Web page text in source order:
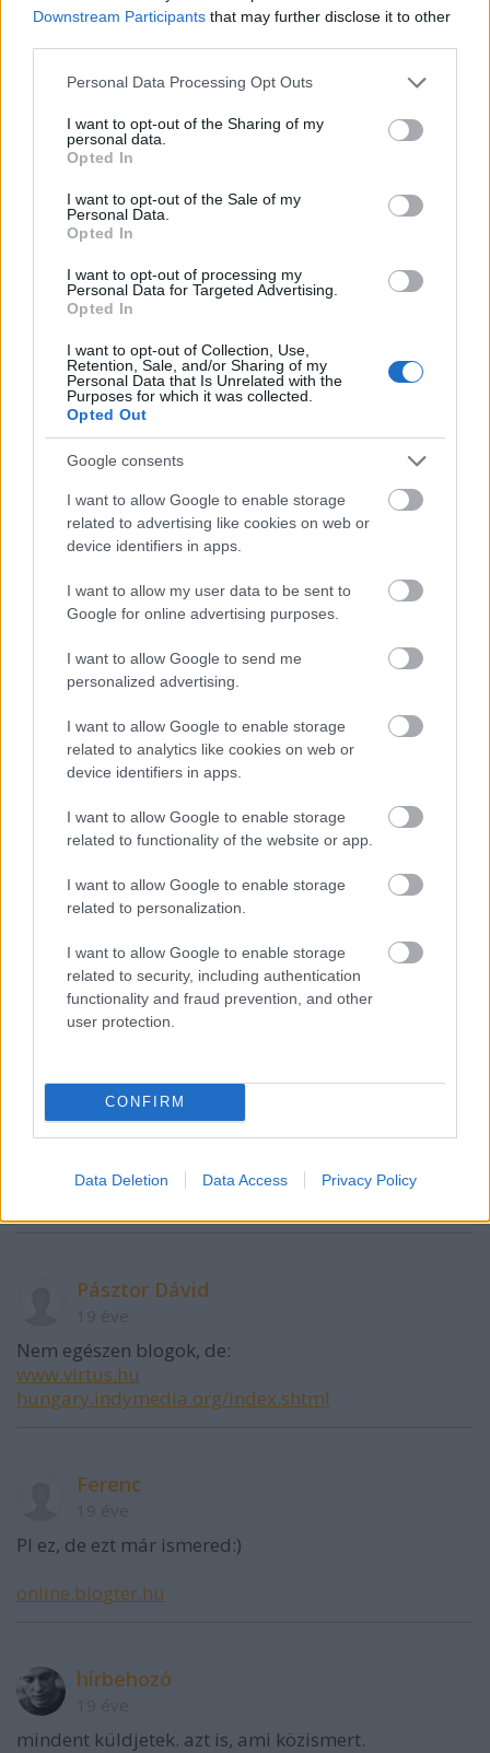
Downstream Participants that may further disclose it to other
Please note that this website/app uses one or more Google
not limited to your visit or usage behaviour. You may click to
grant or deny consent to Google and its third-party tags to
use your data for below specified purposes in below Google
consent section.
Personal Data Processing Opt Outs
I want to opt-out of the Sharing of my
personal data.
Opted In
I want to opt-out of the Sale of my
Personal Data.
Opted In
I want to opt-out of processing my
Personal Data for Targeted Advertising.
Opted In
I want to opt-out of Collection, Use,
Retention, Sale, and/or Sharing of my
Personal Data that Is Unrelated with the
Purposes for which it was collected.
Opted Out
Google consents
I want to allow Google to enable storage
related to advertising like cookies on web or
device identifiers in apps.
I want to allow my user data to be sent to
Google for online advertising purposes.
I want to allow Google to send me
personalized advertising.
I want to allow Google to enable storage
related to analytics like cookies on web or
device identifiers in apps.
I want to allow Google to enable storage
related to functionality of the website or app.
I want to allow Google to enable storage
related to personalization.
I want to allow Google to enable storage
related to security, including authentication
functionality and fraud prevention, and other
user protection.
CONFIRM
Data Deletion Data Access Privacy Policy
hírbehozó
19 éve
minden blog ide tartozik szerintünk, ami zömében
nem a hivatalos magyar médiumokra hivatkozik
blogbejegyzéseiben. minden blog idetartozik tehát,
megjelent hírekről ír többségében, hanem használ
más hírforrásokat is. így alternatív hírforrásnak
maintream rádió, nem mainstream hírszájt, és
persze minden blog. külföldi, magyar egyaránt.
blogger valamit maga tudott meg. a saját
információtól, a saját tapasztalat leírásán keresztül
mondjuk az étterem- vagy kajakritikáig minden
idetartozik.
a lényeg, hogy többéségben olyan témákkal, hírekkel
foglalkozzon, amivel jó eséllyel nem találkozol a
magyar vezető médiumokban.
más vezető hírügynökség hírére, vezető hírszájtra,
vezető csatorna híradójára, vezető rádióadó
hírtartalmára hivatkozik a blog az esetek jelentős
többségében.)
Benjamin
19 éve
kicsi, pici, fiatal de az enyem:benjamin.blogter.hu/
nem tudom alt-blog-e?
Bártházi András
19 éve
metazin.hu ?
Plusz tessék használni a miner-t. :) Tudom, erre nem
dna
19 éve
Pásztor Dávid
Nem egészen blogok, de:
www.virtus.hu
hungary.indymedia.org/index.shtml
Ferenc
Pl ez, de ezt már ismered:)
online.blogter.hu
hírbehozó
mindent küldjetek. azt is, ami közismert.